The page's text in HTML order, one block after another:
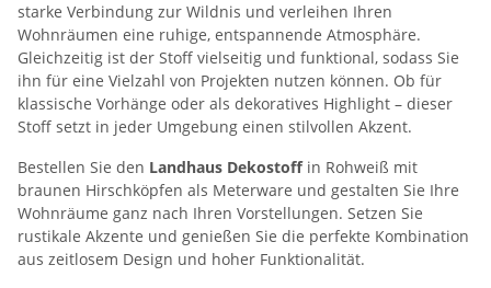
starke Verbindung zur Wildnis und verleihen Ihren
Wohnräumen eine ruhige, entspannende Atmosphäre.
Gleichzeitig ist der Stoff vielseitig und funktional, sodass Sie
ihn für eine Vielzahl von Projekten nutzen können. Ob für
klassische Vorhänge oder als dekoratives Highlight – dieser
Stoff setzt in jeder Umgebung einen stilvollen Akzent.
Bestellen Sie den Landhaus Dekostoffin Rohweiß mit
braunen Hirschköpfen als Meterware und gestalten Sie Ihre
Wohnräume ganz nach Ihren Vorstellungen. Setzen Sie
rustikale Akzente und genießen Sie die perfekte Kombination
aus zeitlosem Design und hoher Funktionalität.